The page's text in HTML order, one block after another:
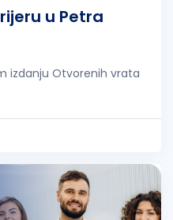
u Petra
izdanju Otvorenih vrata